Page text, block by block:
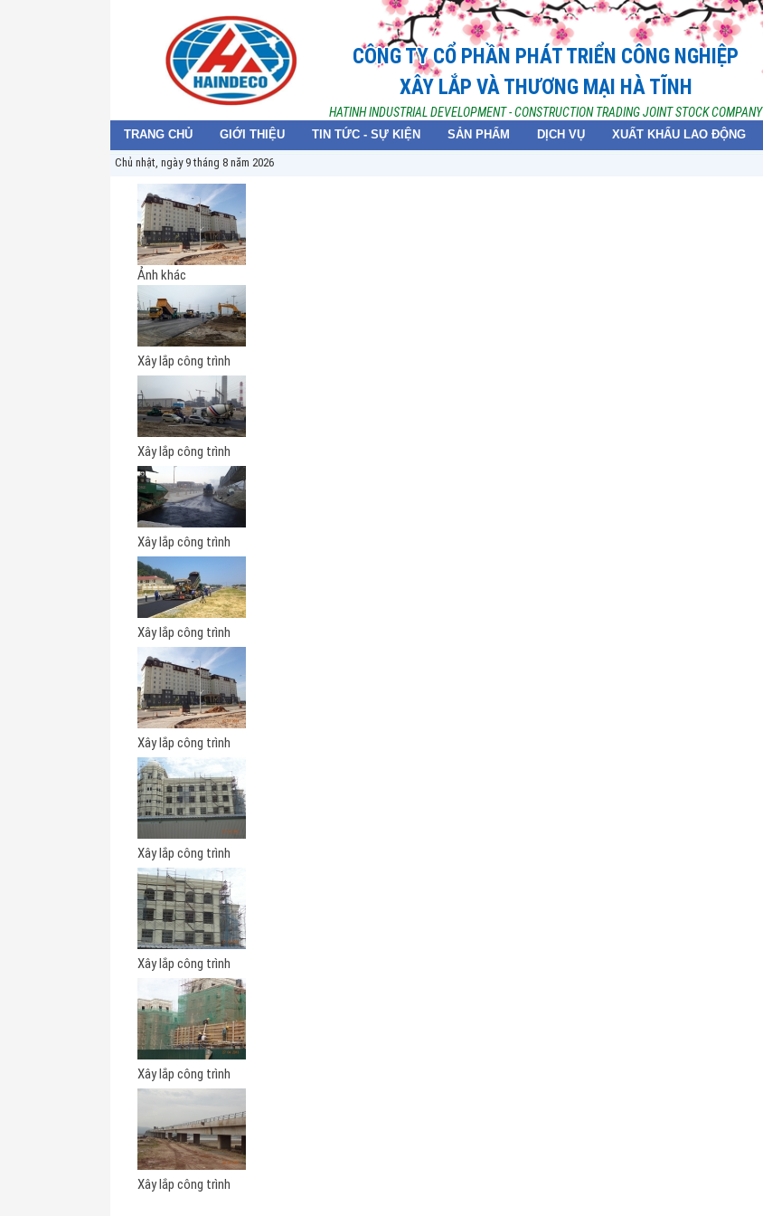
CÔNG TY CỔ PHẦN PHÁT TRIỂN CÔNG NGHIỆP
XÂY LẮP VÀ THƯƠNG MẠI HÀ TĨNH
HATINH INDUSTRIAL DEVELOPMENT - CONSTRUCTION TRADING JOINT STOCK COMPANY
TRANG CHỦ GIỚI THIỆU TIN TỨC - SỰ KIỆN SẢN PHẨM DỊCH VỤ XUẤT KHẨU LAO ĐỘNG
Chủ nhật, ngày 9 tháng 8 năm 2026
Ảnh khác
Xây lắp công trình
Xây lắp công trình
Xây lắp công trình
Xây lắp công trình
Xây lắp công trình
Xây lắp công trình
Xây lắp công trình
Xây lắp công trình
Xây lắp công trình